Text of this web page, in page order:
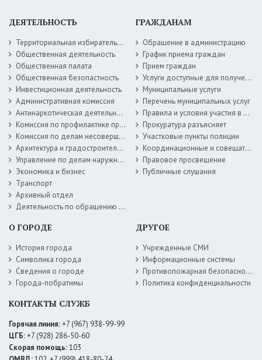
ДЕЯТЕЛЬНОСТЬ
Территориальная избирательная комиссия
Общественная деятельность
Общественная палата
Общественная безопастность
Инвестиционная деятельность
Административная комиссия
Антинаркотическая деятельность
Комиссия по профилактике правонарушений
Комиссия по делам несовершеннолетних
Архитектура и градостроительство
Управление по делам наружной рекламы
Экономика и бизнес
Транспорт
Архивный отдел
Деятельность по обращению с животными без владельцев
ГРАЖДАНАМ
Обращение в администрацию
График приема граждан
Прием граждан
Услуги доступные для получения в электронной форме
Муниципальные услуги
Перечень муниципальных услуг
Правила и условия участия в жилищных программах
Прокуратура разъясняет
Участковые пункты полиции
Координационные и совещательные органы
Правовое просвещение
Публичные слушания
О ГОРОДЕ
История города
Символика города
Сведения о городе
Города-побратимы
ДРУГОЕ
Учрежденные СМИ
Информационные системы
Противопожарная безопасность
Политика конфиденциальности
КОНТАКТЫ СЛУЖБ
Горячая линия:+7 (967) 938-99-99
ЦГБ:+7 (928) 286-50-60
Скорая помощь:103